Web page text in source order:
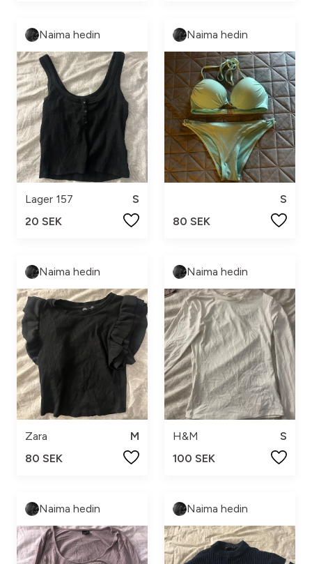
Naima hedin
Lager 157
S
20 SEK
Naima hedin
S
80 SEK
Naima hedin
Zara
M
80 SEK
Naima hedin
H&M
S
100 SEK
Naima hedin Naima hedin